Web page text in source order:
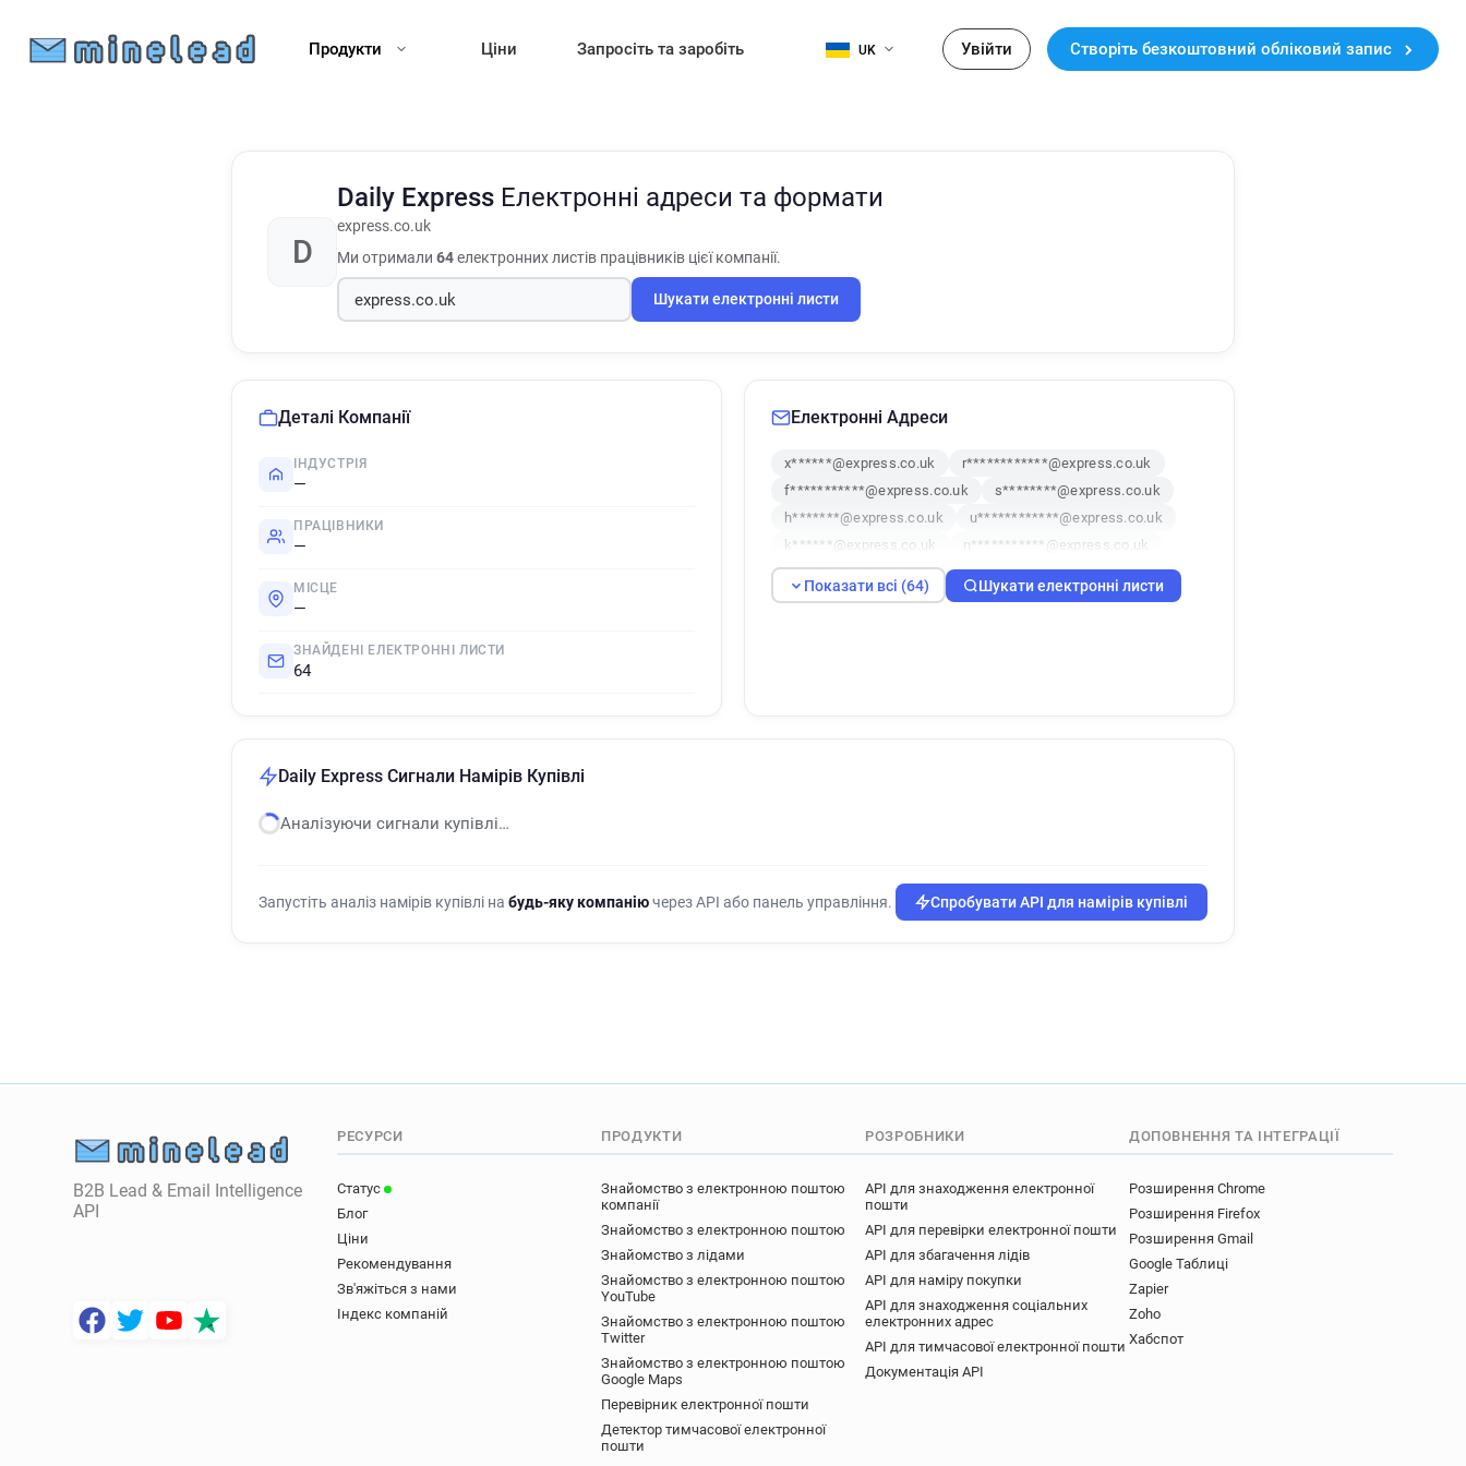
Продукти Ціни Запросіть та заробіть UK Увійти Створіть безкоштовний обліковий запис
D
Daily Express Електронні адреси та формати
express.co.uk
Ми отримали 64електронних листів працівників цієї компанії.
Шукати електронні листи
Деталі Компанії
ІНДУСТРІЯ
—
ПРАЦІВНИКИ
—
МІСЦЕ
—
ЗНАЙДЕНІ ЕЛЕКТРОННІ ЛИСТИ
64
Електронні Адреси
x******@express.co.uk
r************@express.co.uk
f***********@express.co.uk
s********@express.co.uk
h*******@express.co.uk
u************@express.co.uk
k******@express.co.uk
n***********@express.co.uk
b********@express.co.uk
t*******@express.co.uk
g***********@express.co.uk
u*********@express.co.uk
w******@express.co.uk
n************@express.co.uk
w***********@express.co.uk
v******@express.co.uk
o*****@express.co.uk
y*******@express.co.uk
t**********@express.co.uk
u**********@express.co.uk
g***********@express.co.uk
d************@express.co.uk
n*********@express.co.uk
w********@express.co.uk
o*******@express.co.uk
n**********@express.co.uk
Показати всі (64) Шукати електронні листи
Daily Express Сигнали Намірів Купівлі
Аналізуючи сигнали купівлі…
Запустіть аналіз намірів купівлі на будь-яку компаніючерез API або панель управління. Спробувати API для намірів купівлі
B2B Lead & Email Intelligence
API
РЕСУРСИ
Статус
Блог
Ціни
Рекомендування
Зв'яжіться з нами
Індекс компаній
ПРОДУКТИ
Знайомство з електронною поштою
компанії
Знайомство з електронною поштою
Знайомство з лідами
Знайомство з електронною поштою
YouTube
Знайомство з електронною поштою
Twitter
Знайомство з електронною поштою
Google Maps
Перевірник електронної пошти
Детектор тимчасової електронної
пошти
РОЗРОБНИКИ
API для знаходження електронної
пошти
API для перевірки електронної пошти
API для збагачення лідів
API для наміру покупки
API для знаходження соціальних
електронних адрес
API для тимчасової електронної пошти
Документація API
ДОПОВНЕННЯ ТА ІНТЕГРАЦІЇ
Розширення Chrome
Розширення Firefox
Розширення Gmail
Google Таблиці
Zapier
Zoho
Хабспот